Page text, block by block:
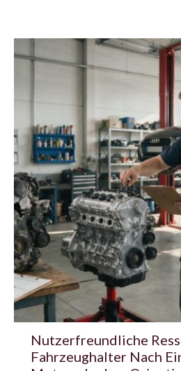
Nutzerfreundliche
Fahrzeughalter Nach